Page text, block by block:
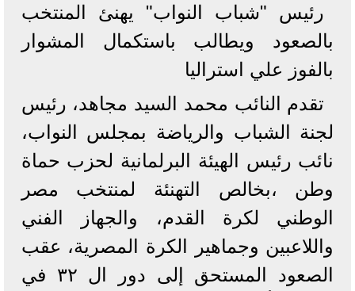
رئيس "شباب النواب" يهنئ المنتخب
بالصعود ويطالب باستكمال المشوار
بالفوز علي استراليا
تقدم النائب محمد السيد مجاهد، رئيس
لجنة الشباب والرياضة بمجلس النواب،
نائب رئيس الهيئة البرلمانية لحزب حماة
وطن ،بخالص التهنئة لمنتخب مصر
الوطني لكرة القدم، والجهاز الفني
واللاعبين وجماهير الكرة المصرية، عقب
الصعود المستحق إلى دور ال ٣٢ في